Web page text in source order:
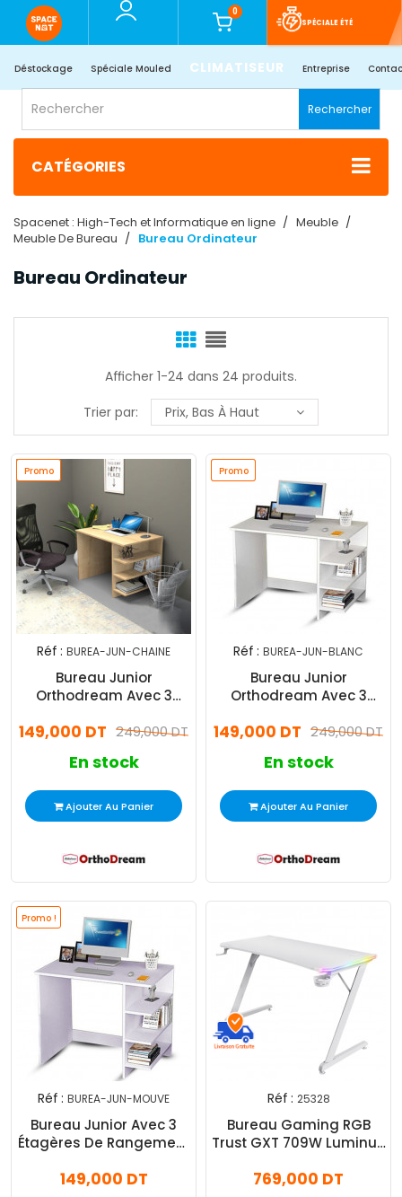
0
SPÉCIALE ÉTÉ
Déstockage Spéciale Mouled CLIMATISEUR Entreprise
Rechercher
CATÉGORIES
Spacenet : High-Tech et Informatique en ligne
Meuble
Meuble De Bureau
Bureau Ordinateur
Bureau Ordinateur
Afficher 1-24 dans 24 produits.
Trier par:
Prix, Bas À Haut
Promo
Promo
Réf : BUREA-JUN-CHAINE
Bureau Junior
Orthodream Avec 3
Rangement- Chêne
249,000 DT
149,000 DT
En stock
Ajouter Au Panier
Promo
Promo
Réf : BUREA-JUN-BLANC
Bureau Junior
Orthodream Avec 3
249,000 DT
149,000 DT
En stock
Ajouter Au Panier
Promo !
Réf : BUREA-JUN-MOUVE
Bureau Junior Avec 3
Étagères De Rangement
149,000 DT
Réf : 25328
Bureau Gaming RGB
Trust GXT 709W Luminus
769,000 DT